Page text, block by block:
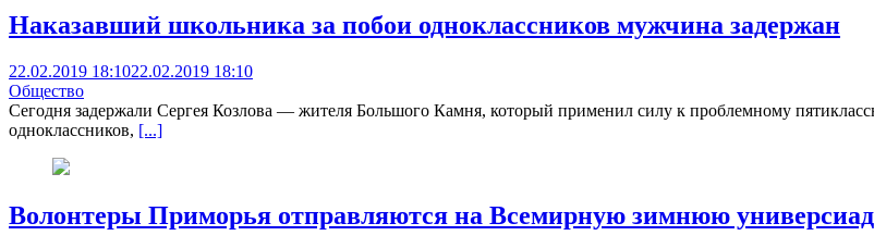
Наказавший школьника за побои одноклассников мужчина задержан
22.02.2019 18:1022.02.2019 18:10
Общество
Сегодня задержали Сергея Козлова — жителя Большого Камня, который применил силу к проблемному
одноклассников, [...]
Волонтеры Приморья отправляются на Всемирную зимнюю